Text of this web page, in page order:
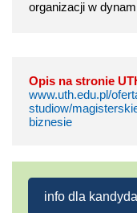
organizacji w
Opis na stronie
www.uth.edu.pl/
studiow/
biznesie
info dla